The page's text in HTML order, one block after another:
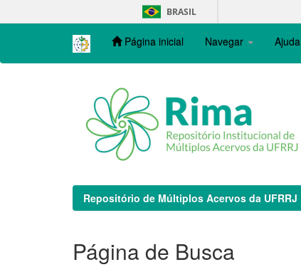
navigation
BRASIL
Página inicial Navegar Ajuda
Repositório de Múltiplos Acervos da UFRRJ
Página de Busca